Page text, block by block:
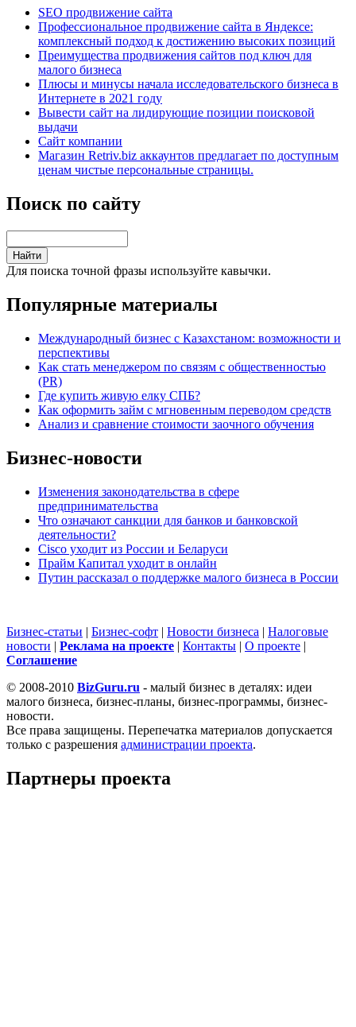
SEO продвижение сайта
Профессиональное продвижение сайта в Яндексе:
комплексный подход к достижению высоких позиций
Преимущества продвижения сайтов под ключ для
малого бизнеса
Плюсы и минусы начала исследовательского бизнеса в
Интернете в 2021 году
Вывести сайт на лидирующие позиции поисковой
выдачи
Сайт компании
Магазин Retriv.biz аккаунтов предлагает по доступным
ценам чистые персональные страницы.
Поиск по сайту
Для поиска точной фразы используйте кавычки.
Популярные материалы
Международный бизнес с Казахстаном: возможности и
перспективы
Как стать менеджером по связям с общественностью
(PR)
Где купить живую елку СПБ?
Как оформить займ с мгновенным переводом средств
Анализ и сравнение стоимости заочного обучения
Бизнес-новости
Изменения законодательства в сфере
предпринимательства
Что означают санкции для банков и банковской
деятельности?
Cisco уходит из России и Беларуси
Прайм Капитал уходит в онлайн
Путин рассказал о поддержке малого бизнеса в России
Бизнес-статьи | Бизнес-софт | Новости бизнеса | Налоговые
новости | Реклама на проекте | Контакты | О проекте |
Cоглашение
© 2008-2010 BizGuru.ru - малый бизнес в деталях: идеи
малого бизнеса, бизнес-планы, бизнес-программы, бизнес-
новости.
Все права защищены. Перепечатка материалов допускается
только с разрешения администрации проекта.
Партнеры проекта